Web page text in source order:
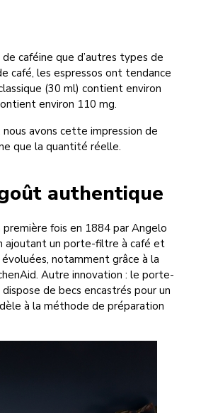
caféine que d’autres types de
café, les espressos ont tendance
(30 ml) contient environ
environ 110 mg.
nous avons cette impression de
que la quantité réelle.
authentique
fois en 1884 par Angelo
ajoutant un porte-filtre à café et
notamment grâce à la
Autre innovation : le porte-
de becs encastrés pour un
à la méthode de préparation